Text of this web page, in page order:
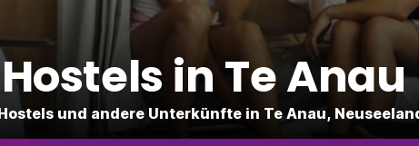
Hostels in Te Anau
und andere Unterkünfte in Te Anau,